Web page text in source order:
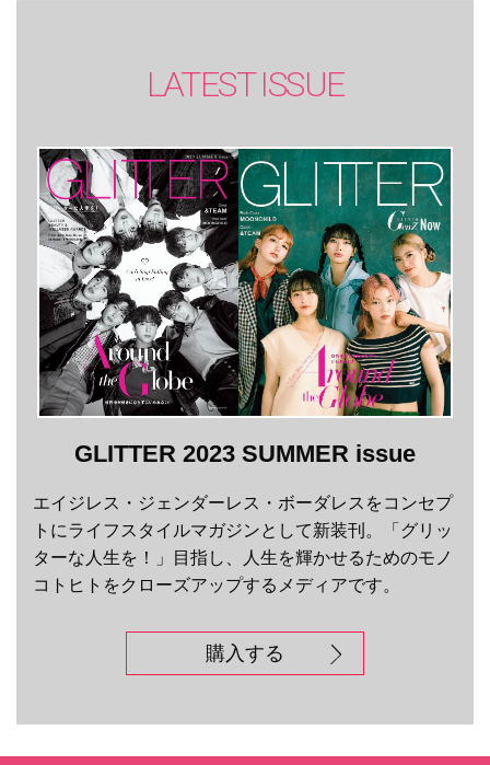
LATEST ISSUE
GLITTER 2023 SUMMER issue
エイジレス・ジェンダーレス・ボーダレスをコンセプ
トにライフスタイルマガジンとして新装刊。「グリッ
ターな人生を！」目指し、人生を輝かせるためのモノ
コトヒトをクローズアップするメディアです。
購入する